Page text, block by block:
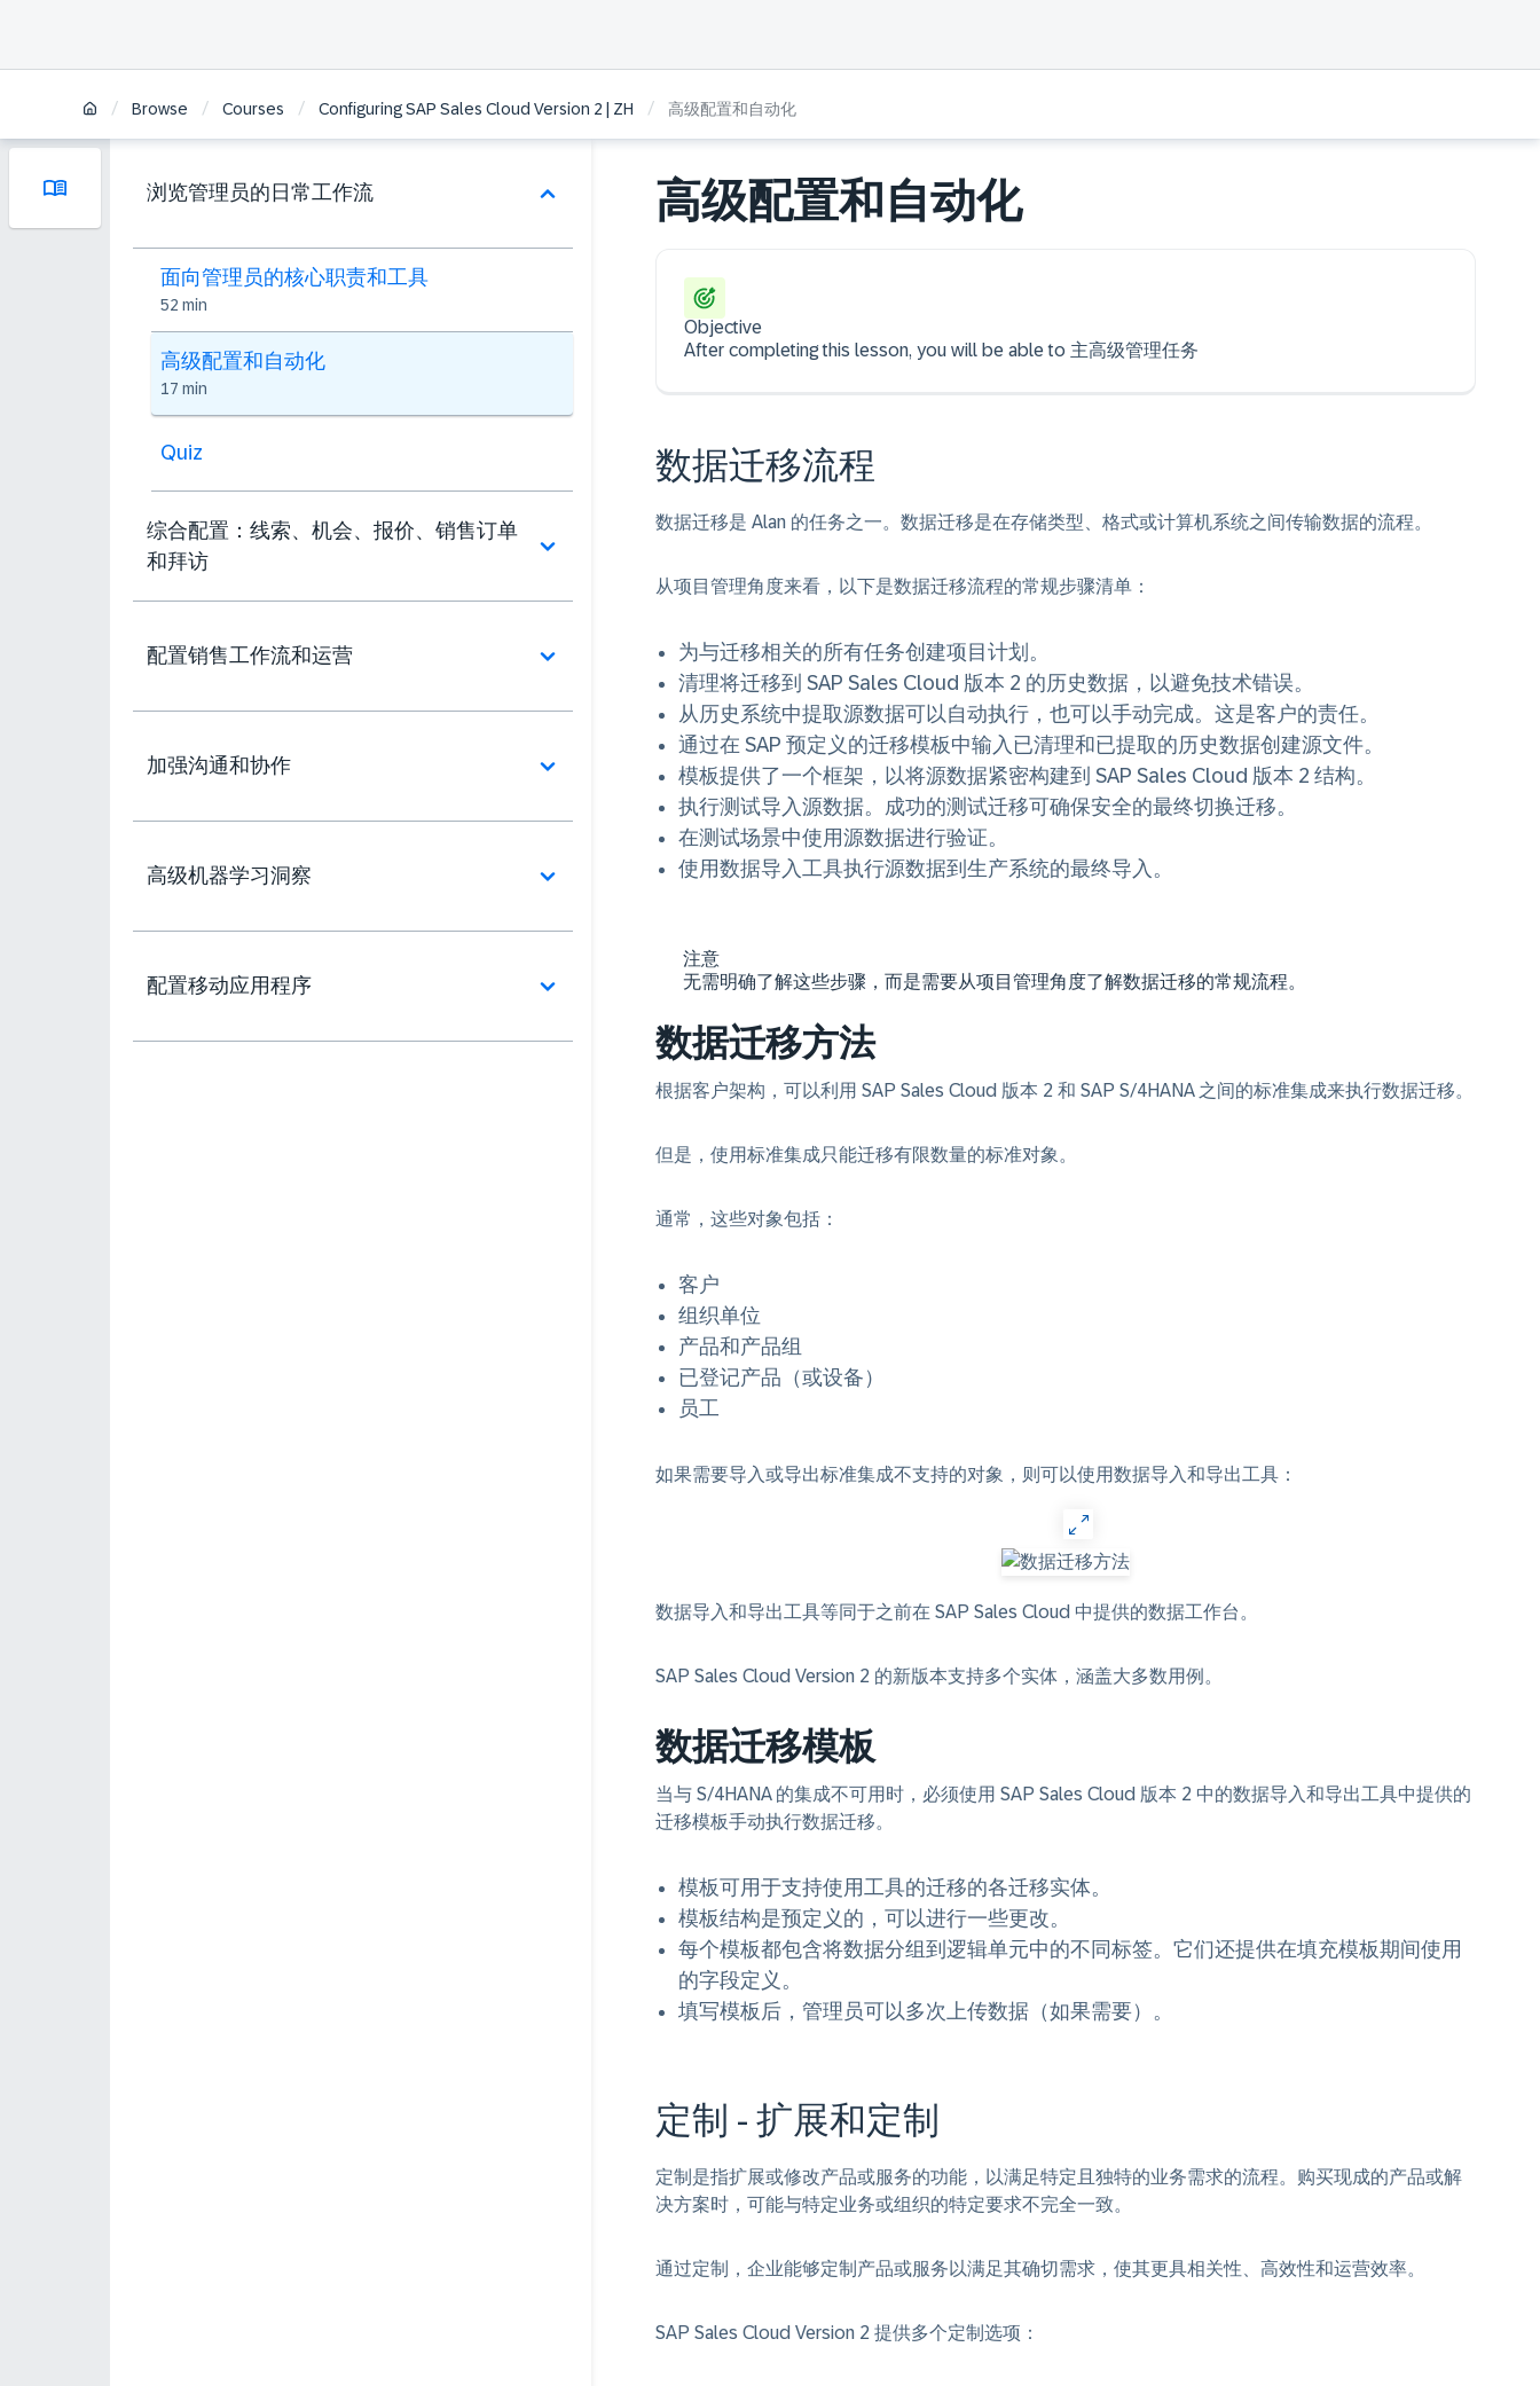
/ Browse / Courses / Configuring SAP Sales Cloud Version 2 | ZH / 高级配置和自动化
浏览管理员的日常工作流
面向管理员的核心职责和工具
52 min
高级配置和自动化
17 min
Quiz
综合配置：线索、机会、报价、销售订单
和拜访
配置销售工作流和运营
加强沟通和协作
高级机器学习洞察
配置移动应用程序
高级配置和自动化
Objective
After completing this lesson, you will be able to 主高级管理任务
数据迁移流程
数据迁移是 Alan 的任务之一。数据迁移是在存储类型、格式或计算机系统之间传输数据的流程。
从项目管理角度来看，以下是数据迁移流程的常规步骤清单：
为与迁移相关的所有任务创建项目计划。
清理将迁移到 SAP Sales Cloud 版本 2 的历史数据，以避免技术错误。
从历史系统中提取源数据可以自动执行，也可以手动完成。这是客户的责任。
通过在 SAP 预定义的迁移模板中输入已清理和已提取的历史数据创建源文件。
模板提供了一个框架，以将源数据紧密构建到 SAP Sales Cloud 版本 2 结构。
执行测试导入源数据。成功的测试迁移可确保安全的最终切换迁移。
在测试场景中使用源数据进行验证。
使用数据导入工具执行源数据到生产系统的最终导入。
注意
无需明确了解这些步骤，而是需要从项目管理角度了解数据迁移的常规流程。
数据迁移方法
根据客户架构，可以利用 SAP Sales Cloud 版本 2 和 SAP S/4HANA 之间的标准集成来执行数据迁移。
但是，使用标准集成只能迁移有限数量的标准对象。
通常，这些对象包括：
客户
组织单位
产品和产品组
已登记产品（或设备）
员工
如果需要导入或导出标准集成不支持的对象，则可以使用数据导入和导出工具：
数据导入和导出工具等同于之前在 SAP Sales Cloud 中提供的数据工作台。
SAP Sales Cloud Version 2 的新版本支持多个实体，涵盖大多数用例。
数据迁移模板
当与 S/4HANA 的集成不可用时，必须使用 SAP Sales Cloud 版本 2 中的数据导入和导出工具中提供的
迁移模板手动执行数据迁移。
模板可用于支持使用工具的迁移的各迁移实体。
模板结构是预定义的，可以进行一些更改。
每个模板都包含将数据分组到逻辑单元中的不同标签。它们还提供在填充模板期间使用
的字段定义。
填写模板后，管理员可以多次上传数据（如果需要）。
定制 - 扩展和定制
定制是指扩展或修改产品或服务的功能，以满足特定且独特的业务需求的流程。购买现成的产品或解
决方案时，可能与特定业务或组织的特定要求不完全一致。
通过定制，企业能够定制产品或服务以满足其确切需求，使其更具相关性、高效性和运营效率。
SAP Sales Cloud Version 2 提供多个定制选项：